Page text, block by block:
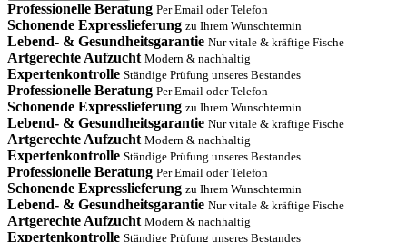
Professionelle Beratung Per Email oder Telefon
Schonende Expresslieferung zu Ihrem Wunschtermin
Lebend- & Gesundheitsgarantie Nur vitale & kräftige Fische
Artgerechte Aufzucht Modern & nachhaltig
Expertenkontrolle Ständige Prüfung unseres Bestandes
Professionelle Beratung Per Email oder Telefon
Schonende Expresslieferung zu Ihrem Wunschtermin
Lebend- & Gesundheitsgarantie Nur vitale & kräftige Fische
Artgerechte Aufzucht Modern & nachhaltig
Expertenkontrolle Ständige Prüfung unseres Bestandes
Professionelle Beratung Per Email oder Telefon
Schonende Expresslieferung zu Ihrem Wunschtermin
Lebend- & Gesundheitsgarantie Nur vitale & kräftige Fische
Artgerechte Aufzucht Modern & nachhaltig
Expertenkontrolle Ständige Prüfung unseres Bestandes